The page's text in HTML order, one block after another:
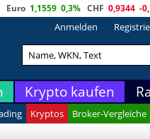
Euro 1,1559 0,3% CHF 0,9344 -
Anmelden
Krypto kaufen
Kryptos Broker-Vergleiche